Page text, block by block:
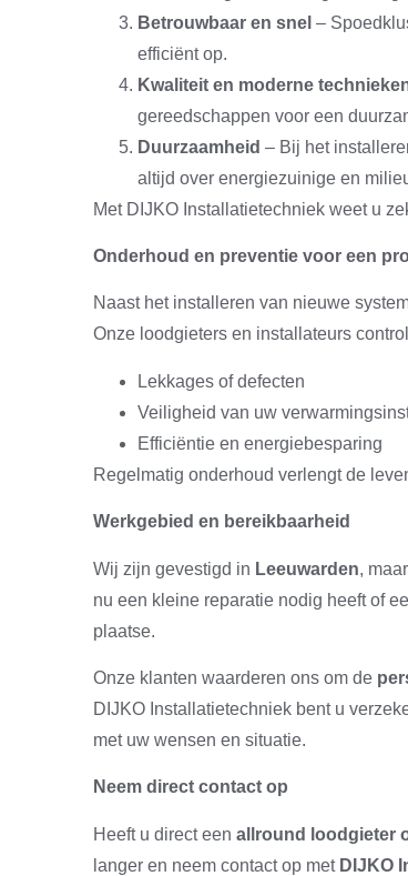
Betrouwbaar en snel –
efficiënt op.
Kwaliteit en moderne
gereedschappen voor een
Duurzaamheid – Bij het
altijd over energiezuinige en
Met DIJKO Installatietechniek weet u
Onderhoud en preventie voor een
Naast het installeren van nieuwe
Onze loodgieters en installateurs
Lekkages of defecten
Veiligheid van uw
Efficiëntie en energiebesparing
Regelmatig onderhoud verlengt de
Werkgebied en bereikbaarheid
Wij zijn gevestigd in Leeuwarden,
nu een kleine reparatie nodig heeft of
plaatse.
Onze klanten waarderen ons om de
DIJKO Installatietechniek bent u
met uw wensen en situatie.
Neem direct contact op
Heeft u direct een allround loodgieter
langer en neem contact op met DIJKO